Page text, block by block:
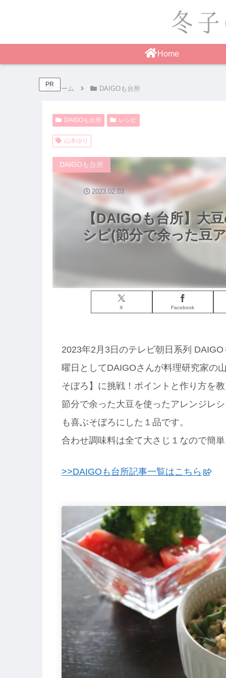
Home
PR
ホーム DAIGOも台所
DAIGOも台所 レシピ
山本ゆり
【DAIGOも台所】大
シピ(節分で余った豆
DAIGOも台所
X Facebook
2023.02.03
2023年2月3日のテレビ朝日系列
曜日としてDAIGOさんが料理研究家の
そぼろ】に挑戦！ポイントと作り方を
節分で余った大豆を使ったアレンジレ
も喜ぶそぼろにした１品です。
合わせ調味料は全て大さじ１なので簡
>>DAIGOも台所記事一覧はこちら